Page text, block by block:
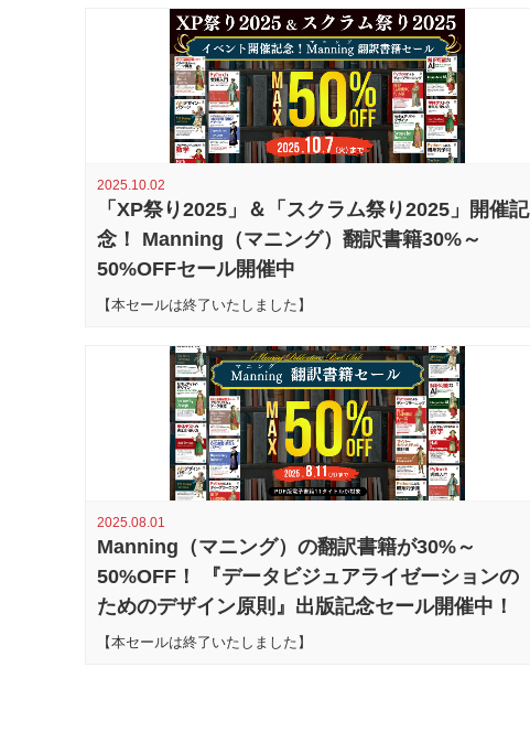
2025.10.02
「XP祭り2025」＆「スクラム祭り2025」開催記
念！ Manning（マニング）翻訳書籍30%～
50%OFFセール開催中
【本セールは終了いたしました】
2025.08.01
Manning（マニング）の翻訳書籍が30%～
50%OFF！ 『データビジュアライゼーションの
ためのデザイン原則』出版記念セール開催中！
【本セールは終了いたしました】